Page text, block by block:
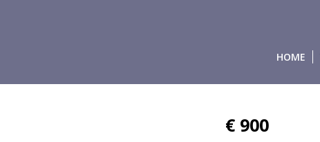
HOME
€ 900